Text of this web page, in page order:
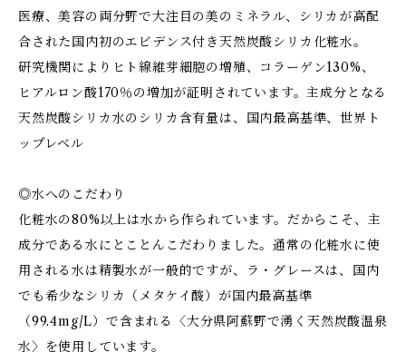
医療、美容の両分野で大注目の美のミネラル、シリカが高配
合された国内初のエビデンス付き天然炭酸シリカ化粧水。
研究機関によりヒト線維芽細胞の増殖、コラーゲン130%、
ヒアルロン酸170％の増加が証明されています。主成分となる
天然炭酸シリカ水のシリカ含有量は、国内最高基準、世界ト
ップレベル
◎水へのこだわり
化粧水の80%以上は水から作られています。だからこそ、主
成分である水にとことんこだわりました。通常の化粧水に使
用される水は精製水が一般的ですが、ラ・グレースは、国内
でも希少なシリカ（メタケイ酸）が国内最高基準
（99.4mg/L）で含まれる〈大分県阿蘇野で湧く天然炭酸温泉
水〉を使用しています。